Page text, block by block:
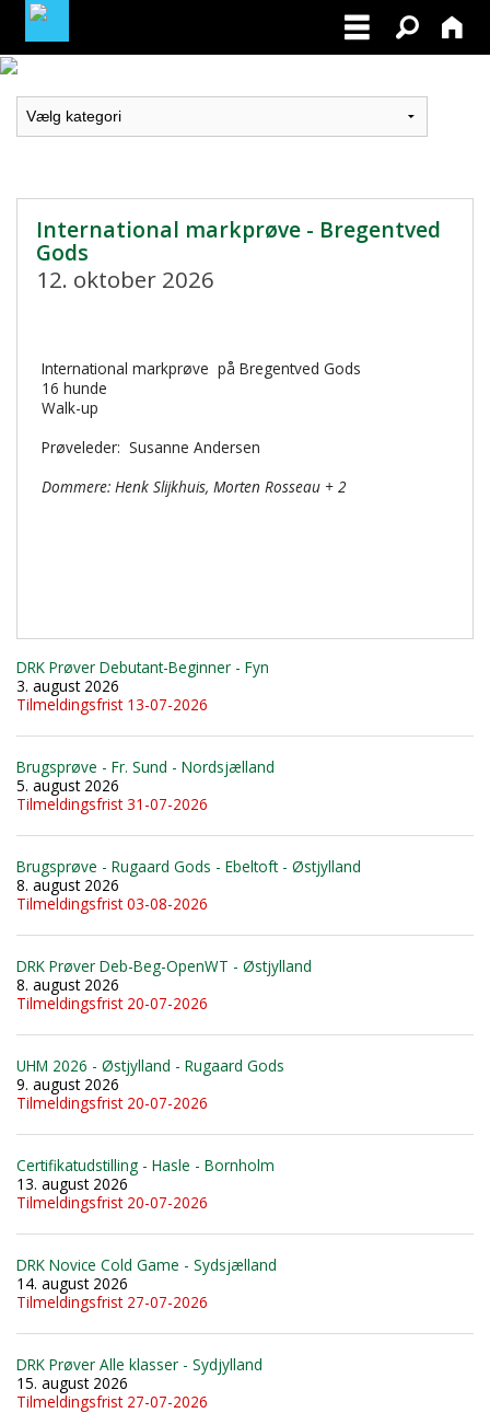
LOGIN / PROFIL
International markprøve - Bregentved
Gods
12. oktober 2026
International markprøve på Bregentved Gods
16 hunde
Walk-up
Prøveleder: Susanne Andersen
Dommere: Henk Slijkhuis, Morten Rosseau + 2
DRK Prøver Debutant-Beginner - Fyn
3. august 2026
Tilmeldingsfrist 13-07-2026
Brugsprøve - Fr. Sund - Nordsjælland
5. august 2026
Tilmeldingsfrist 31-07-2026
Brugsprøve - Rugaard Gods - Ebeltoft - Østjylland
8. august 2026
Tilmeldingsfrist 03-08-2026
DRK Prøver Deb-Beg-OpenWT - Østjylland
8. august 2026
Tilmeldingsfrist 20-07-2026
UHM 2026 - Østjylland - Rugaard Gods
9. august 2026
Tilmeldingsfrist 20-07-2026
Certifikatudstilling - Hasle - Bornholm
13. august 2026
Tilmeldingsfrist 20-07-2026
DRK Novice Cold Game - Sydsjælland
14. august 2026
Tilmeldingsfrist 27-07-2026
DRK Prøver Alle klasser - Sydjylland
15. august 2026
Tilmeldingsfrist 27-07-2026